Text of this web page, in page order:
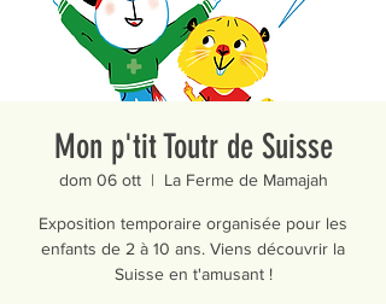
Mon p'tit Toutr de Suisse
dom 06 ott
  |
La Ferme de Mamajah
Exposition temporaire organisée pour les
enfants de 2 à 10 ans. Viens découvrir la
Suisse en t'amusant !